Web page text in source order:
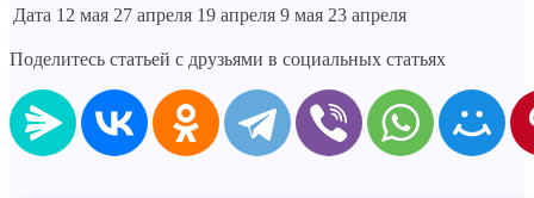
Дата 12 мая 27 апреля 19 апреля 9 мая 23 апреля
Поделитесь статьей с друзьями в социальных статьях